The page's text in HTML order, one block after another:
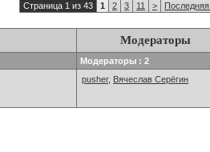
Страница 1 из 43 1 2 3 11 > Последняя
Модераторы
Модераторы : 2
pusher, Вячеслав Серёгин